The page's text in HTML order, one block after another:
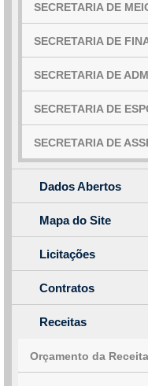
SECRETARIA DE
SECRETARIA DE
SECRETARIA DE
SECRETARIA DE
SECRETARIA DE
Dados Abertos
Mapa do Site
Licitações
Contratos
Receitas
Orçamento da Receita